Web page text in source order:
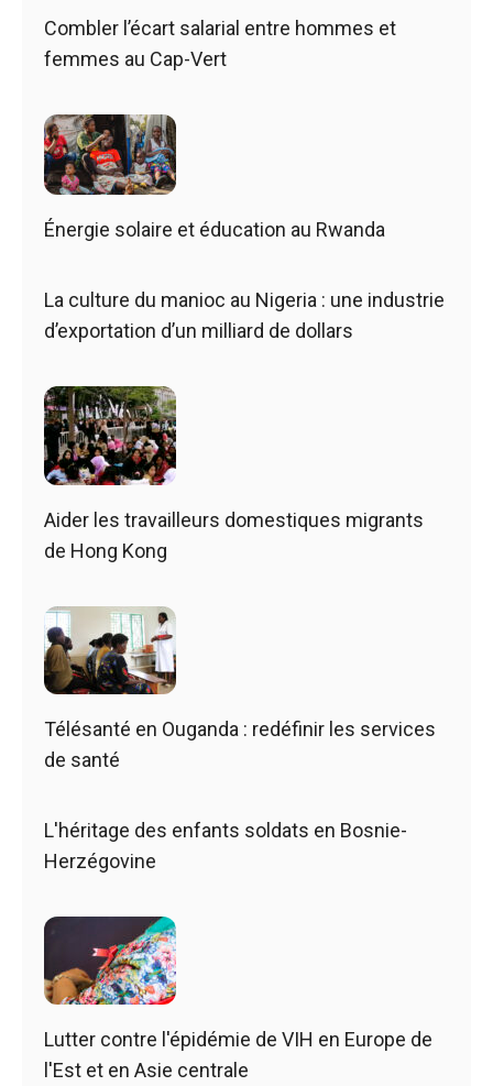
Combler l’écart salarial entre hommes et
femmes au Cap-Vert
Énergie solaire et éducation au Rwanda
La culture du manioc au Nigeria : une industrie
d’exportation d’un milliard de dollars
Aider les travailleurs domestiques migrants
de Hong Kong
Télésanté en Ouganda : redéfinir les services
de santé
L'héritage des enfants soldats en Bosnie-
Herzégovine
Lutter contre l'épidémie de VIH en Europe de
l'Est et en Asie centrale